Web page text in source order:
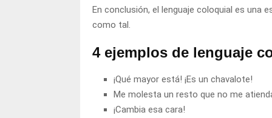
En conclusión, el lenguaje coloquial es una
como tal.
4 ejemplos de lenguaje
¡Qué mayor está! ¡Es un chavalote!
Me molesta un resto que no me
¡Cambia esa cara!